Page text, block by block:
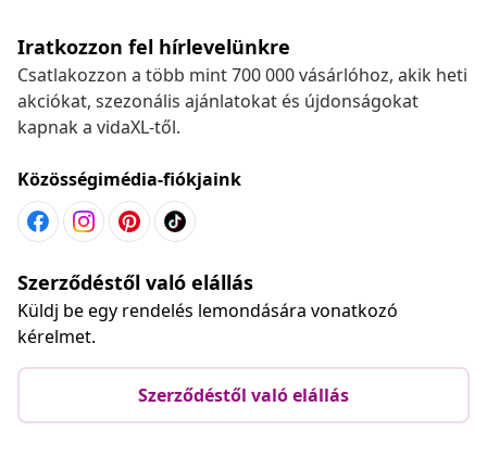
Iratkozzon fel hírlevelünkre
Csatlakozzon a több mint 700 000 vásárlóhoz, akik heti
akciókat, szezonális ajánlatokat és újdonságokat
kapnak a vidaXL-től.
Közösségimédia-fiókjaink
Szerződéstől való elállás
Küldj be egy rendelés lemondására vonatkozó
kérelmet.
Szerződéstől való elállás